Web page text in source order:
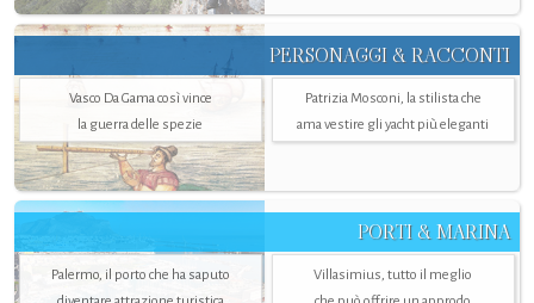
PERSONAGGI & RACCONTI
Vasco Da Gama così vince
la guerra delle spezie
Patrizia Mosconi, la stilista che
ama vestire gli yacht più eleganti
PORTI & MARINA
Palermo, il porto che ha saputo
Villasimius, tutto il meglio